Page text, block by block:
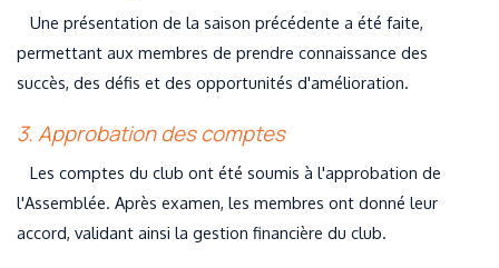
Une présentation de la saison précédente a été faite,
permettant aux membres de prendre connaissance des
succès, des défis et des opportunités d'amélioration.
3. Approbation des comptes
Les comptes du club ont été soumis à l'approbation de
l'Assemblée. Après examen, les membres ont donné leur
accord, validant ainsi la gestion financière du club.